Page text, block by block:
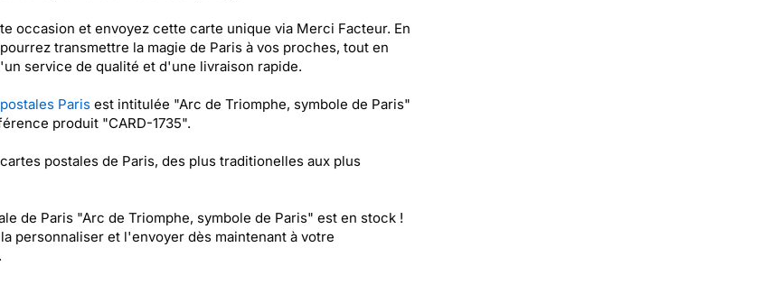
occasion et envoyez cette carte unique via Merci Facteur. En
transmettre la magie de Paris à vos proches, tout en
service de qualité et d'une livraison rapide.
Parisest intitulée "Arc de Triomphe, symbole de Paris"
produit "CARD-1735".
postales de Paris, des plus traditionelles aux plus
de Paris "Arc de Triomphe, symbole de Paris" est en stock !
personnaliser et l'envoyer dès maintenant à votre